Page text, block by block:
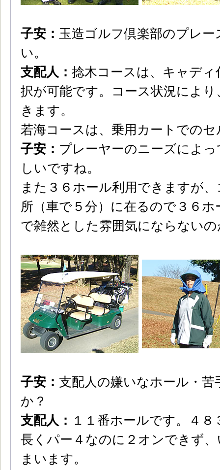
子安： 玉造ゴルフ倶楽部のプレ
い。
支配人： 捻木コースは、キャデ
択が可能です。コース状況によ
きます。
若海コースは、乗用カートでの
子安： プレーヤーのニーズによ
しいですね。
また３６ホール利用できますが
所（車で５分）に在るので３６
で雑然とした雰囲気にならない
子安： 支配人の嫌いなホール・
か？
支配人： １１番ホールです。４
長くパー４なのに２オンできず
まいます。